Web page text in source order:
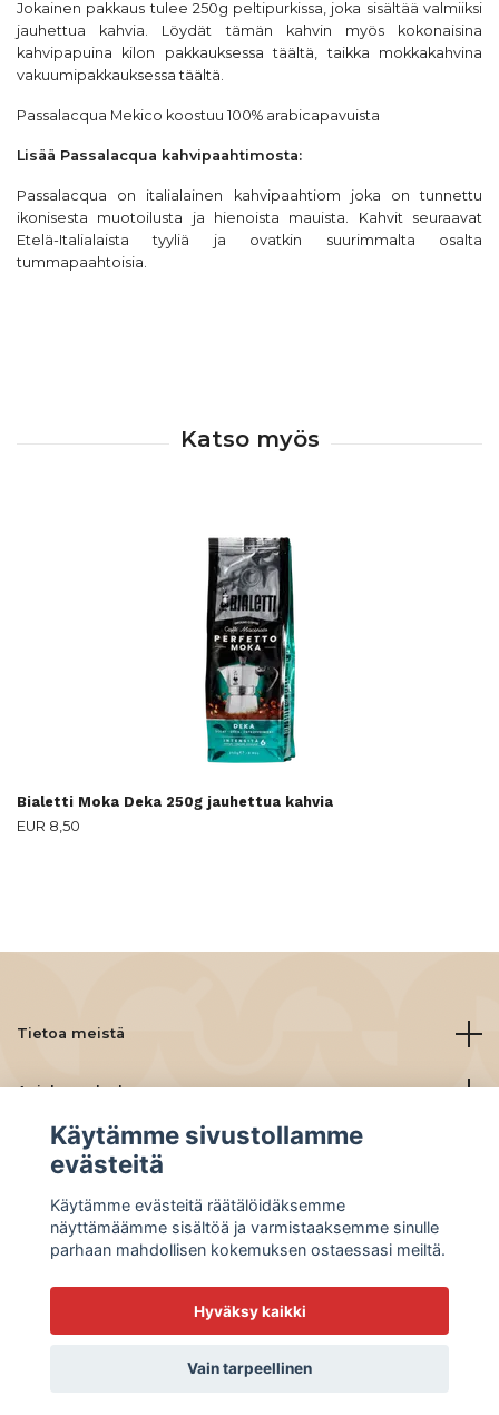
Jokainen pakkaus tulee 250g peltipurkissa, joka sisältää valmiiksi
jauhettua kahvia. Löydät tämän kahvin myös kokonaisina
kahvipapuina kilon pakkauksessatäältä, taikka mokkakahvina
vakuumipakkauksessatäältä.
Passalacqua Mekico koostuu 100% arabicapavuista
Lisää Passalacqua kahvipaahtimosta:
Passalacqua on italialainen kahvipaahtiom joka on tunnettu
ikonisesta muotoilusta ja hienoista mauista. Kahvit seuraavat
Etelä-Italialaista tyyliä ja ovatkin suurimmalta osalta
tummapaahtoisia.
Bialetti Moka Deka 250g jauhettua kahvia
EUR 8,50
Tietoa meistä
Asiakaspalvelu
Lue lisää
Social Media
© 2026 BeanBuddies
Käytämme sivustollamme
evästeitä
Käytämme evästeitä räätälöidäksemme
näyttämäämme sisältöä ja varmistaaksemme sinulle
parhaan mahdollisen kokemuksen ostaessasi meiltä.
Hyväksy kaikki
Vain tarpeellinen